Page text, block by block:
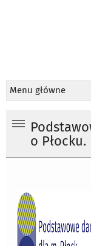
Menu główne
o Płocku.